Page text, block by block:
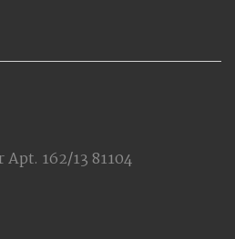
162/13 81104